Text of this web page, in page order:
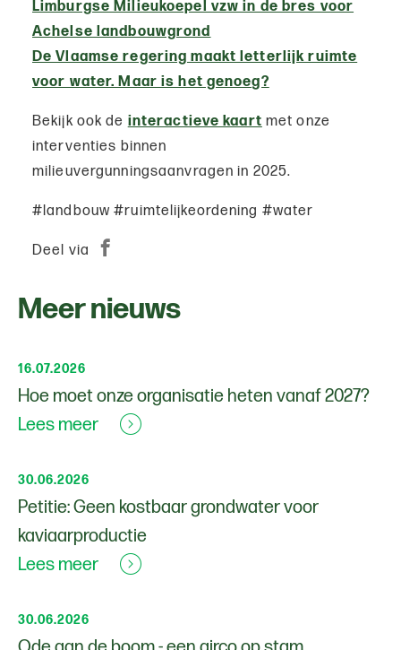
Limburgse Milieukoepel vzw in de bres voor
Achelse landbouwgrond
De Vlaamse regering maakt letterlijk ruimte
voor water. Maar is het genoeg?
Bekijk ook de interactieve kaart met onze
interventies binnen
milieuvergunningsaanvragen in 2025.
#landbouw #ruimtelijkeordening #water
Deel via
Meer nieuws
16.07.2026
Hoe moet onze organisatie heten vanaf 2027?
Lees meer
30.06.2026
Petitie: Geen kostbaar grondwater voor
kaviaarproductie
Lees meer
30.06.2026